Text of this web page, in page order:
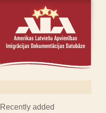
Recently added